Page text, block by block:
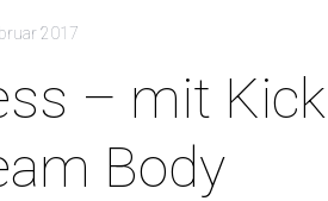
2017
– mit
Body